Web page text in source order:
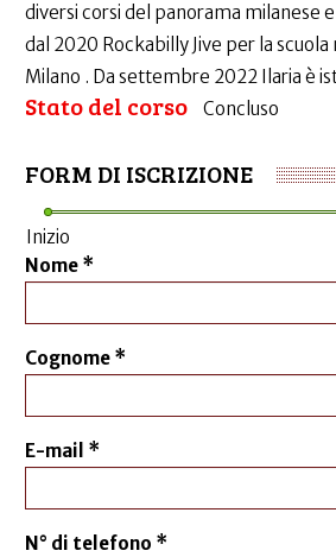
diversi corsi del panorama milanese
dal 2020 Rockabilly Jive per la scuola
Milano . Da settembre 2022 Ilaria è
Stato del corso Concluso
FORM DI ISCRIZIONE
Inizio
Nome *
Cognome *
E-mail *
N° di telefono *